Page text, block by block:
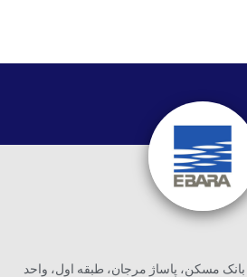
بانک مسکن، پاساژ مرجان، طبقه اول، واحد